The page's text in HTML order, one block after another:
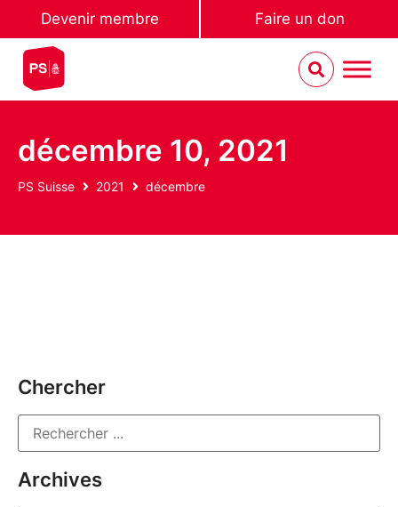
Devenir membre Faire un don
décembre 10, 2021
PS Suisse 2021 décembre
Chercher
Archives